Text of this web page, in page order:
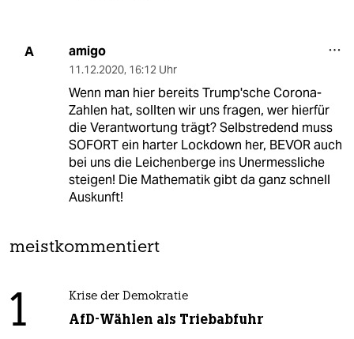
A amigo
11.12.2020, 16:12 Uhr
Wenn man hier bereits Trump'sche Corona-
Zahlen hat, sollten wir uns fragen, wer hierfür
die Verantwortung trägt? Selbstredend muss
SOFORT ein harter Lockdown her, BEVOR auch
bei uns die Leichenberge ins Unermessliche
steigen! Die Mathematik gibt da ganz schnell
Auskunft!
meistkommentiert
1 Krise der Demokratie
AfD-Wählen als Triebabfuhr